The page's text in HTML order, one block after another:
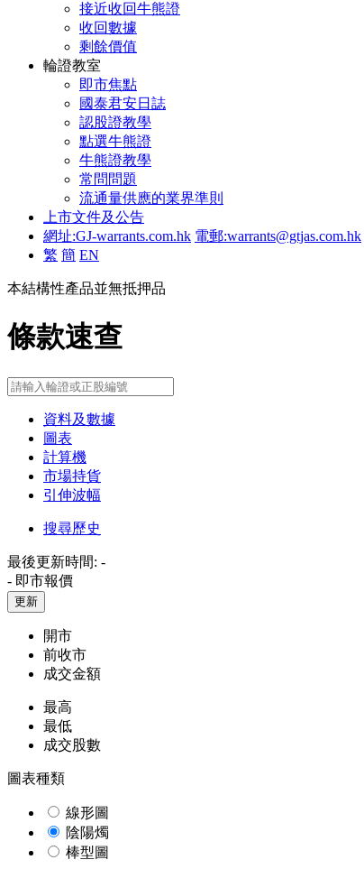
接近收回牛熊證
收回數據
剩餘價值
輪證教室
即市焦點
國泰君安日誌
認股證教學
點選牛熊證
牛熊證教學
常問問題
流通量供應的業界準則
上市文件及公告
網址:GJ-warrants.com.hk 電郵:warrants@gtjas.com.hk
繁 簡 EN
本結構性產品並無抵押品
條款速查
資料及數據
圖表
計算機
市場持貨
引伸波幅
搜尋歷史
最後更新時間: -
- 即市報價
更新
開市
前收市
成交金額
最高
最低
成交股數
圖表種類
線形圖
陰陽燭
棒型圖